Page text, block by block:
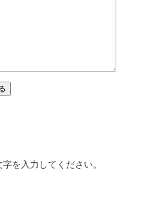
字を入力してください。